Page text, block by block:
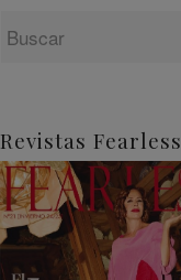
Revistas Fearless